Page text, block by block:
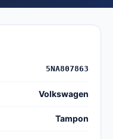
5NA807863
Volkswagen
Tampon